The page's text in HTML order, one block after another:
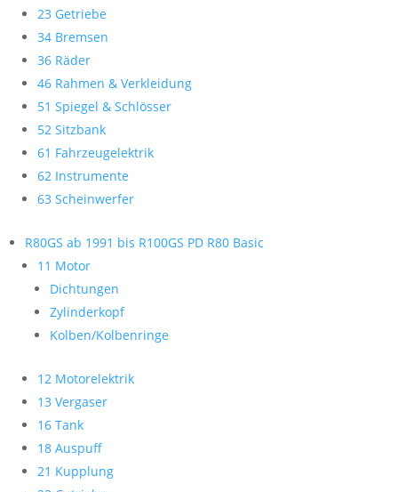
23 Getriebe
34 Bremsen
36 Räder
46 Rahmen & Verkleidung
51 Spiegel & Schlösser
52 Sitzbank
61 Fahrzeugelektrik
62 Instrumente
63 Scheinwerfer
R80GS ab 1991 bis R100GS PD R80 Basic
11 Motor
Dichtungen
Zylinderkopf
Kolben/Kolbenringe
12 Motorelektrik
13 Vergaser
16 Tank
18 Auspuff
21 Kupplung